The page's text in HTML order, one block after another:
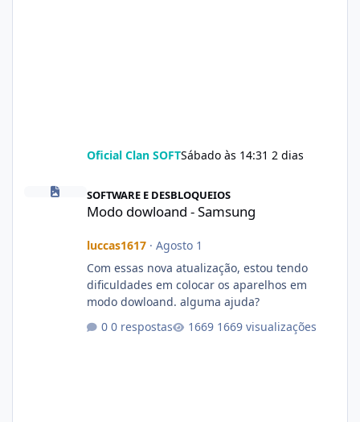
Oficial Clan SOFTSábado às 14:31 2 dias
SOFTWARE E DESBLOQUEIOS
Modo dowloand - Samsung
luccas1617· Agosto 1
Com essas nova atualização, estou tendo
dificuldades em colocar os aparelhos em
modo dowloand. alguma ajuda?
0 respostas
1669 visualizações